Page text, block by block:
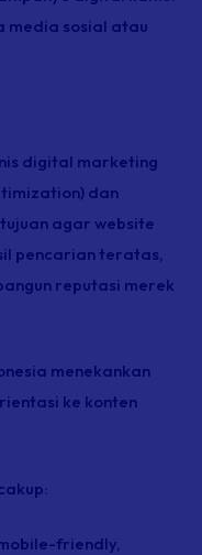
media sosial atau
digital marketing
dan
agar website
pencarian teratas,
reputasi merek
menekankan
ke konten
friendly,